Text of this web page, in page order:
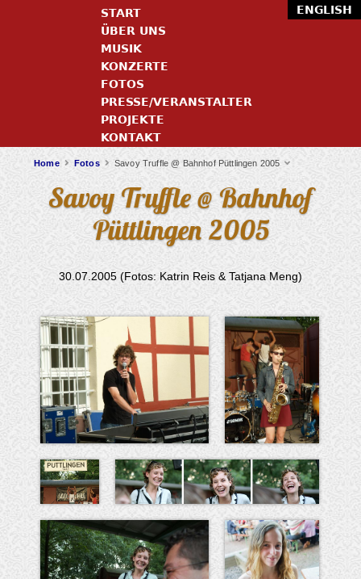
Home Fotos Savoy Truffle @ Bahnhof Püttlingen 2005
Savoy Truffle @ Bahnhof
Püttlingen 2005
30.07.2005 (Fotos: Katrin Reis & Tatjana Meng)
START
ÜBER UNS
MUSIK
KONZERTE
FOTOS
PRESSE/VERANSTALTER
PROJEKTE
KONTAKT
ENGLISH